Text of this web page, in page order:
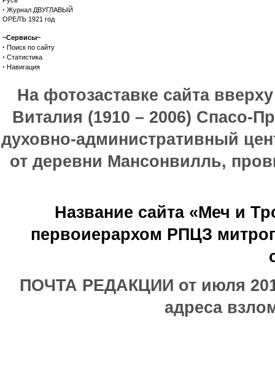
· Журнал ДВУГЛАВЫЙ
ОРЕЛЪ 1921 год
~Сервисы~
· Поиск по сайту
· Статистика
· Навигация
На фотозаставке сайта
Виталия (1910 – 2006) Спасо-
духовно-административный
от деревни Мансонвилль,
Название сайта «Меч и
первоиерархом РПЦЗ
ПОЧТА РЕДАКЦИИ от июля
адреса